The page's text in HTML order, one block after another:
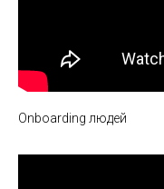
Оnboarding людей